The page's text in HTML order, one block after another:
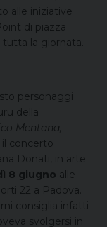
alle iniziative
di piazza
la giornata.
personaggi
della
Mentana,
il concerto
Donati, in arte
8 giugno alle
22 a Padova.
consiglia infatti
svolgersi in